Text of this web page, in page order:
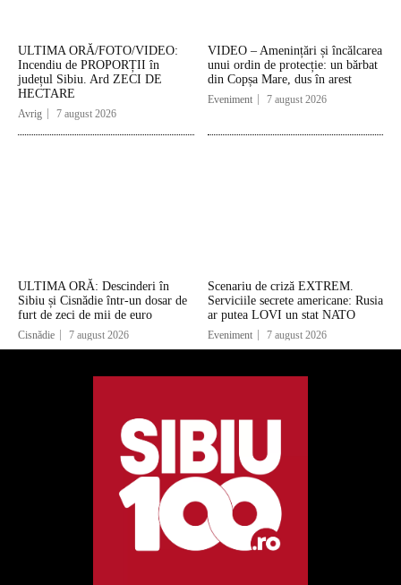
ULTIMA ORĂ/FOTO/VIDEO:
Incendiu de PROPORȚII în
județul Sibiu. Ard ZECI DE
HECTARE
Avrig 7 august 2026
VIDEO – Amenințări și încălcarea
unui ordin de protecție: un bărbat
din Copșa Mare, dus în arest
Eveniment 7 august 2026
ULTIMA ORĂ: Descinderi în
Sibiu și Cisnădie într-un dosar de
furt de zeci de mii de euro
Cisnădie 7 august 2026
Scenariu de criză EXTREM.
Serviciile secrete americane: Rusia
ar putea LOVI un stat NATO
Eveniment 7 august 2026